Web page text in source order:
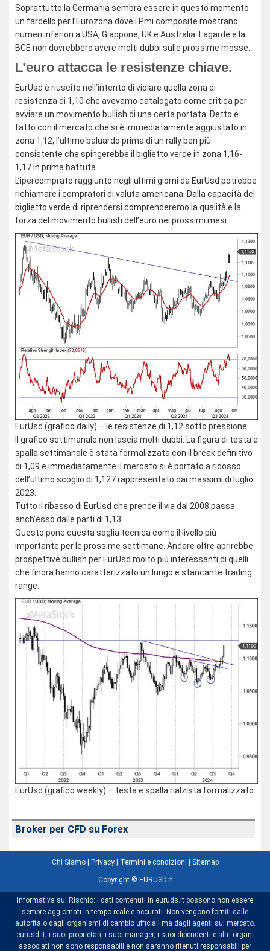
Soprattutto la Germania sembra essere in questo momento
un fardello per l’Eurozona dove i Pmi composite mostrano
numeri inferiori a USA, Giappone, UK e Australia. Lagarde e la
BCE non dovrebbero avere molti dubbi sulle prossime mosse.
L’euro attacca le resistenze chiave.
EurUsd è riuscito nell’intento di violare quella zona di
resistenza di 1,10 che avevamo catalogato come critica per
avviare un movimento bullish di una certa portata. Detto e
fatto con il mercato che si è immediatamente aggiustato in
zona 1,12, l’ultimo baluardo prima di un rally ben più
consistente che spingerebbe il biglietto verde in zona 1,16-
1,17 in prima battuta.
L’ipercomprato raggiunto negli ultimi giorni da EurUsd potrebbe
richiamare i compratori di valuta americana. Dalla capacità del
biglietto verde di riprendersi comprenderemo la qualità e la
forza del movimento bullish dell’euro nei prossimi mesi.
EurUsd (grafico daily) – le resistenze di 1,12 sotto pressione
Il grafico settimanale non lascia molti dubbi. La figura di testa e
spalla settimanale è stata formalizzata con il break definitivo
di 1,09 e immediatamente il mercato si è portato a ridosso
dell’ultimo scoglio di 1,127 rappresentato dai massimi di luglio
2023.
Tutto il ribasso di EurUsd che prende il via dal 2008 passa
anch’esso dalle parti di 1,13.
Questo pone questa soglia tecnica come il livello più
importante per le prossime settimane. Andare oltre aprirebbe
prospettive bullish per EurUsd molto più interessanti di quelli
che finora hanno caratterizzato un lungo e stancante trading
range.
EurUsd (grafico weekly) – testa e spalla rialzista formalizzato
Broker per CFD su Forex
Chi Siamo| Privacy| Termini e condizioni Sitemap
Copyright © EURUSD.it
Informativa sul Rischio: I dati contenuti in euruds.it possono non essere
sempre aggiornati in tempo reale e accurati. Non vengono forniti dalle
autorità o dagli organismi di cambio ufficiali ma dagli agenti sul mercato.
eurusd.it, i suoi proprietari, i suoi manager, i suoi dipendenti e altri organi
associati non sono responsabili e non saranno ritenuti responsabili per